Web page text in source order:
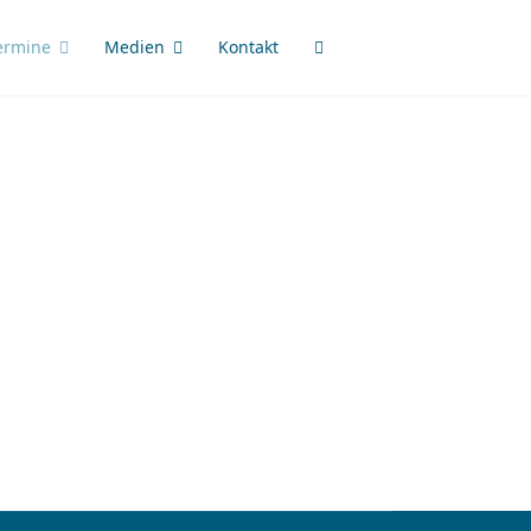
Medien Kontakt